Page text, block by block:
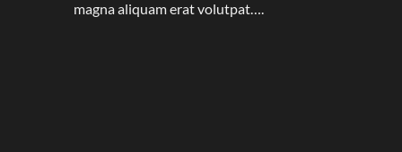
magna aliquam erat volutpat….